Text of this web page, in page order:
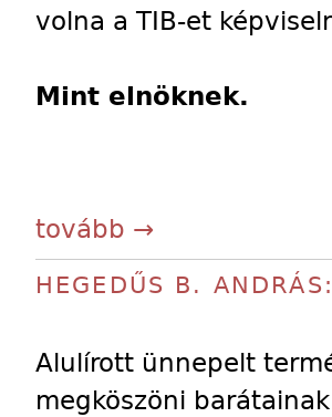
volna a TIB-et
Mint elnöknek.
tovább →
HEGEDŰS B.
Alulírott ünnepelt
megköszöni